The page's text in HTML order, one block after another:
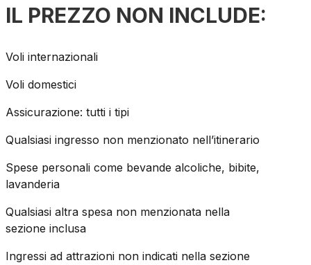
IL PREZZO NON INCLUDE:
Voli internazionali
Voli domestici
Assicurazione: tutti i tipi
Qualsiasi ingresso non menzionato nell’itinerario
Spese personali come bevande alcoliche, bibite,
lavanderia
Qualsiasi altra spesa non menzionata nella
sezione inclusa
Ingressi ad attrazioni non indicati nella sezione